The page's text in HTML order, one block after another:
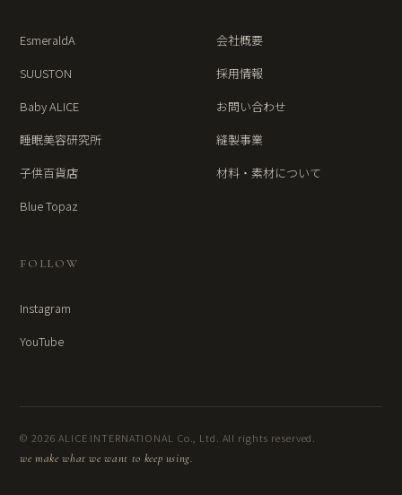
EsmeraldA
SUUSTON
Baby ALICE
睡眠美容研究所
子供百貨店
Blue Topaz
会社概要
採用情報
お問い合わせ
縫製事業
材料・素材について
FOLLOW
Instagram
YouTube
© 2026 ALICE INTERNATIONAL Co., Ltd. All rights reserved.
we make what we want to keep using.